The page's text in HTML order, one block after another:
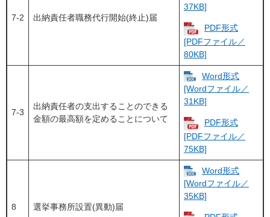
7-2 出納責任者職務代行開始(終止)届
37KB]
PDF形式
[PDFファイル／
80KB]
7-3
出納責任者の支出することのできる
金額の最高額を定めることについて
Word形式
[Wordファイル／
31KB]
PDF形式
[PDFファイル／
75KB]
8 選挙事務所設置(異動)届
Word形式
[Wordファイル／
35KB]